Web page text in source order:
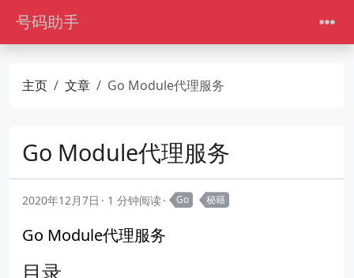
号码助手
主页 文章 Go Module代理服务
Go Module代理服务
2020年12月7日 1 分钟阅读 Go 秘籍
Go Module代理服务
目录